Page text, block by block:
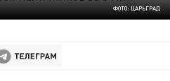
ФОТО: ЦАРЬГРАД